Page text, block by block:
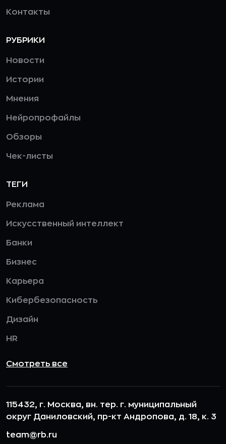
Контакты
РУБРИКИ
Новости
Истории
Мнения
Нейропрофайлы
Обзоры
Чек-листы
ТЕГИ
Реклама
Искусственный интеллект
Банки
Бизнес
Карьера
Кибербезопасность
Дизайн
HR
Смотреть все
115432, г. Москва, вн. тер. г. муниципальный
округ Даниловский, пр-кт Андропова, д. 18, к. 3
team@rb.ru